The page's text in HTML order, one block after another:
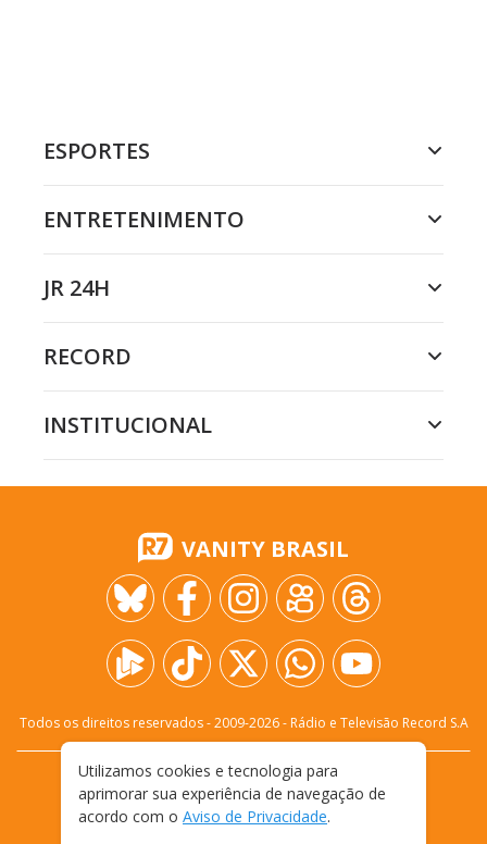
ESPORTES
ENTRETENIMENTO
JR 24H
RECORD
INSTITUCIONAL
VANITY BRASIL
Todos os direitos reservados - 2009-2026- Rádio e Televisão Record S.A
FALE CONOSCO
PRIVACIDADE
TERMOS E CONDIÇÕES DE USO
Utilizamos cookies e tecnologia para
aprimorar sua experiência de navegação de
acordo com o Aviso de Privacidade.